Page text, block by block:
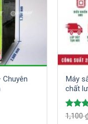
Chuyên
Máy
chất
Được
1,100